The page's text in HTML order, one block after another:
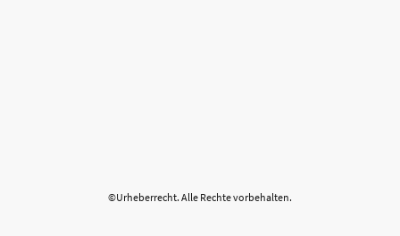
©Urheberrecht. Alle Rechte vorbehalten.